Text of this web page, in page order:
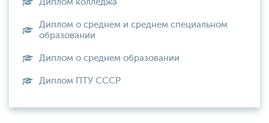
Диплом колледжа
Диплом о среднем и среднем специальном
образовании
Диплом о среднем образовании
Диплом ПТУ СССР